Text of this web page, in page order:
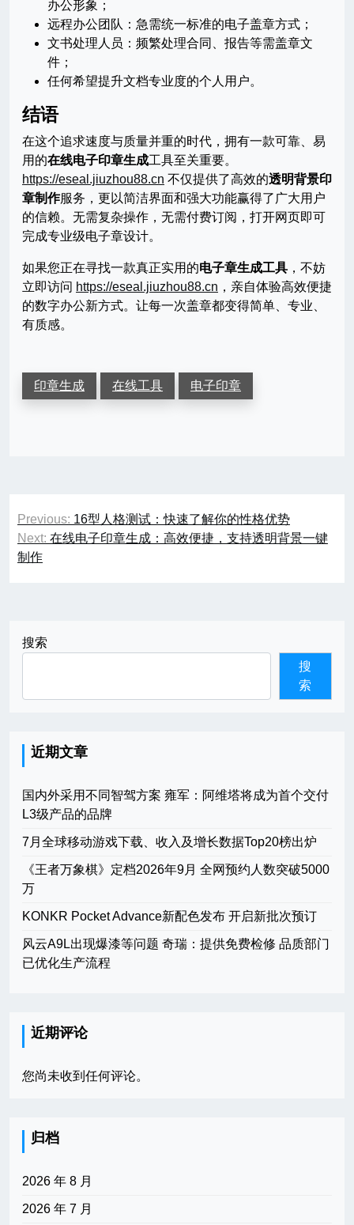
办公形象；
远程办公团队：急需统一标准的电子盖章方式；
文书处理人员：频繁处理合同、报告等需盖章文
件；
任何希望提升文档专业度的个人用户。
结语
在这个追求速度与质量并重的时代，拥有一款可靠、易
用的在线电子印章生成工具至关重要。
https://eseal.jiuzhou88.cn 不仅提供了高效的透明背景印
章制作服务，更以简洁界面和强大功能赢得了广大用户
的信赖。无需复杂操作，无需付费订阅，打开网页即可
完成专业级电子章设计。
如果您正在寻找一款真正实用的电子章生成工具 ，不妨
立即访问 https://eseal.jiuzhou88.cn ，亲自体验高效便捷
的数字办公新方式。让每一次盖章都变得简单、专业、
有质感。
印章生成 在线工具 电子印章
文
章
导
Previous: 16型人格测试：快速了解你的性格优势
Next: 在线电子印章生成：高效便捷，支持透明背景一键
制作
搜索
搜
索
近期文章
国内外采用不同智驾方案 雍军：阿维塔将成为首个交付
L3级产品的品牌
7月全球移动游戏下载、收入及增长数据Top20榜出炉
《王者万象棋》定档2026年9月 全网预约人数突破5000
万
KONKR Pocket Advance新配色发布 开启新批次预订
风云A9L出现爆漆等问题 奇瑞：提供免费检修 品质部门
已优化生产流程
近期评论
您尚未收到任何评论。
归档
2026 年 8 月
2026 年 7 月